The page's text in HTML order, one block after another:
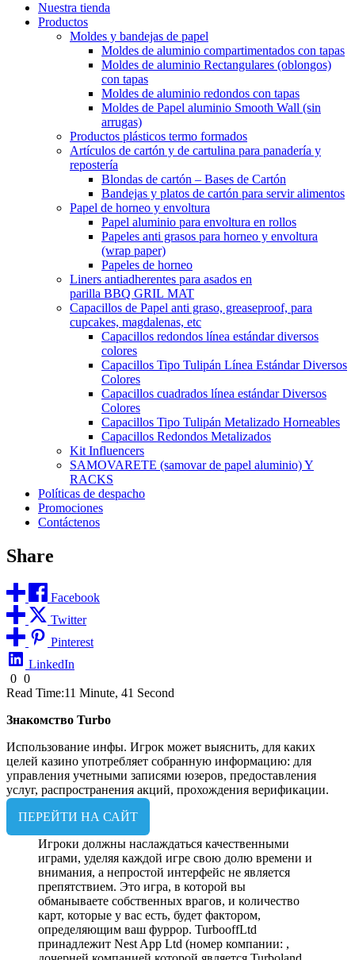
Nuestra tienda
Productos
Moldes y bandejas de papel
Moldes de aluminio compartimentados con tapas
Moldes de aluminio Rectangulares (oblongos)
con tapas
Moldes de aluminio redondos con tapas
Moldes de Papel aluminio Smooth Wall (sin
arrugas)
Productos plásticos termo formados
Artículos de cartón y de cartulina para panadería y
repostería
Blondas de cartón – Bases de Cartón
Bandejas y platos de cartón para servir alimentos
Papel de horneo y envoltura
Papel aluminio para envoltura en rollos
Papeles anti grasos para horneo y envoltura
(wrap paper)
Papeles de horneo
Liners antiadherentes para asados en
parilla BBQ GRIL MAT
Capacillos de Papel anti graso, greaseproof, para
cupcakes, magdalenas, etc
Capacillos redondos línea estándar diversos
colores
Capacillos Tipo Tulipán Línea Estándar Diversos
Colores
Capacillos cuadrados línea estándar Diversos
Colores
Capacillos Tipo Tulipán Metalizado Horneables
Capacillos Redondos Metalizados
Kit Influencers
SAMOVARETE (samovar de papel aluminio) Y
RACKS
Políticas de despacho
Promociones
Contáctenos
Share
Facebook
Twitter
Pinterest
LinkedIn
0 0
Read Time:11 Minute, 41 Second
Знакомство Turbo
Использование инфы. Игрок может выяснить, для каких
целей казино употребляет собранную информацию: для
управления учетными записями юзеров, предоставления
услуг, распространения акций, прохождения верификации.
ПЕРЕЙТИ НА САЙТ
Игроки должны наслаждаться качественными
играми, уделяя каждой игре свою долю времени и
внимания, а непростой интерфейс не является
препятствием. Это игра, в которой вы
обманываете собственных врагов, и количество
карт, которые у вас есть, будет фактором,
определяющим ваш фуррор. TurbooffLtd
принадлежит Nest App Ltd (номер компании: ,